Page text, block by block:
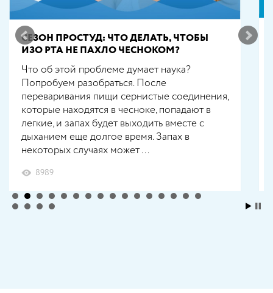
СЕЗОН ПРОСТУД: ЧТО ДЕЛАТЬ, ЧТОБЫ
ИЗО РТА НЕ ПАХЛО ЧЕСНОКОМ?
Что об этой проблеме думает наука?
Попробуем разобраться. После
переваривания пищи сернистые соединения,
которые находятся в чесноке, попадают в
легкие, и запах будет выходить вместе с
дыханием еще долгое время. Запах в
некоторых случаях может ...
8989